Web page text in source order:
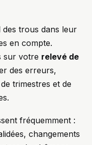
trous dans leur
en compte.
sur votre relevé de
des erreurs,
trimestres et de
fréquemment :
changements